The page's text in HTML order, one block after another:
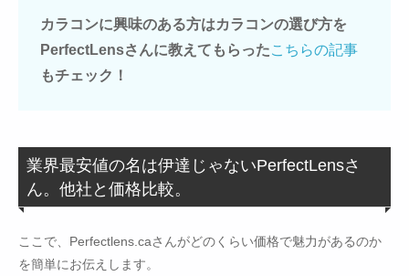
カラコンに興味のある方はカラコンの選び方を
PerfectLensさんに教えてもらったこちらの記事
もチェック！
業界最安値の名は伊達じゃないPerfectLensさ
ん。他社と価格比較。
ここで、Perfectlens.caさんがどのくらい価格で魅力があるのか
を簡単にお伝えします。